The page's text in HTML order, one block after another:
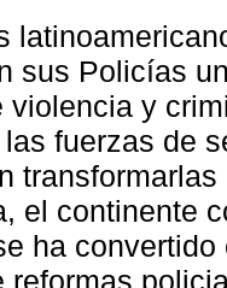
sus Policías
violencia y
fuerzas de
el continente
ha
reformas